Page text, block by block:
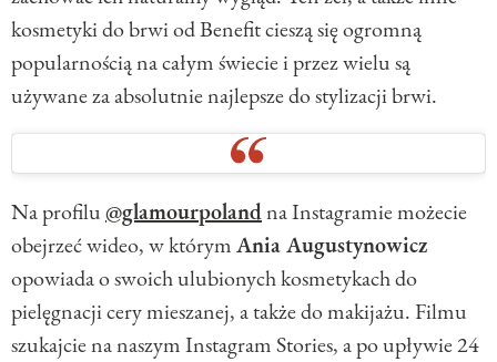
kosmetyki do brwi od Benefit cieszą się ogromną
popularnością na całym świecie i przez wielu są
używane za absolutnie najlepsze do stylizacji brwi.
Na profilu@glamourpolandna Instagramie możecie
obejrzeć wideo, w którymAnia Augustynowicz
opowiada o swoich ulubionych kosmetykach do
pielęgnacji cery mieszanej, a także do makijażu. Filmu
szukajcie na naszym Instagram Stories, a po upływie 24